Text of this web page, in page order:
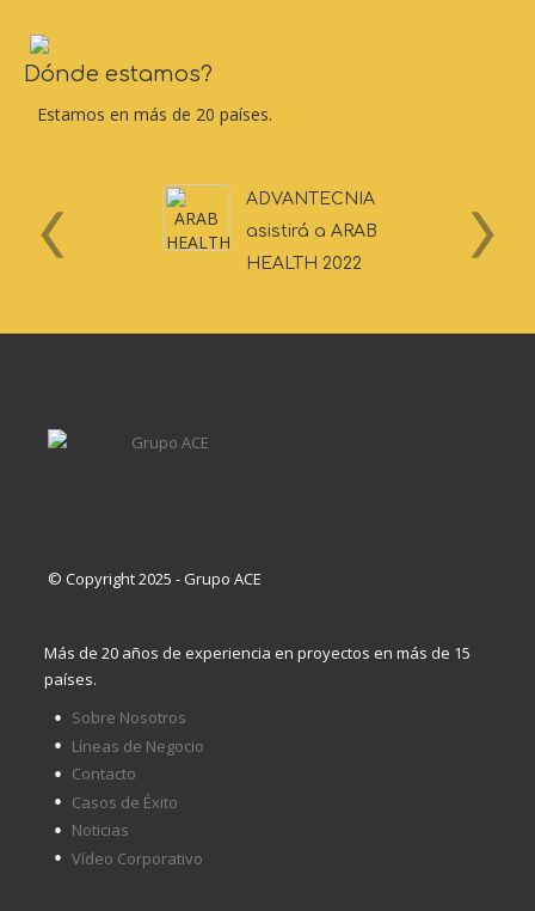
Dónde estamos?
Estamos en más de 20 países.
ADVANTECNIA
asistirá a ARAB
HEALTH 2022
© Copyright 2025 - Grupo ACE
Más de 20 años de experiencia en proyectos en más de 15
países.
Sobre Nosotros
Líneas de Negocio
Contacto
Casos de Éxito
Noticias
Vídeo Corporativo